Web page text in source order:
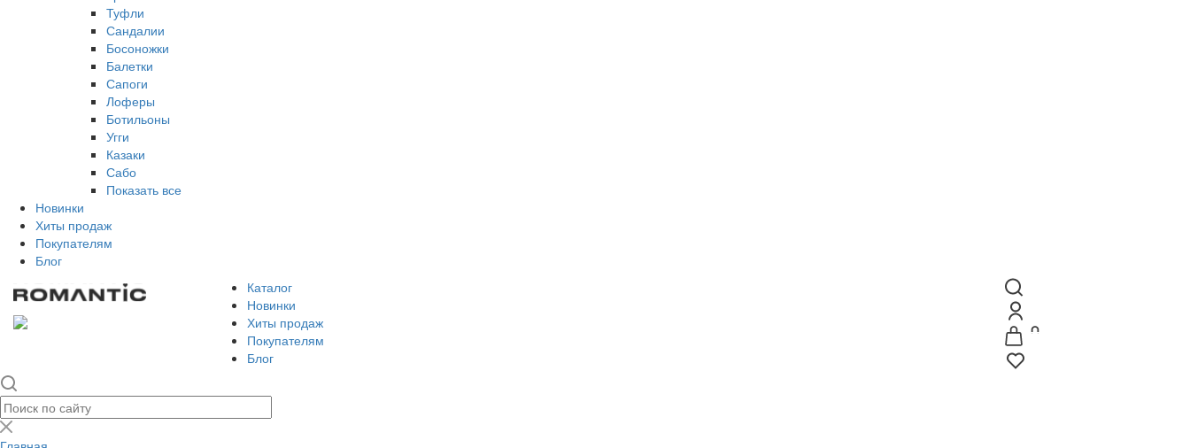
Туфли
Сандалии
Босоножки
Балетки
Сапоги
Лоферы
Ботильоны
Угги
Казаки
Сабо
Показать все
Новинки
Хиты продаж
Покупателям
Блог
Каталог
Новинки
Хиты продаж
Покупателям
Блог